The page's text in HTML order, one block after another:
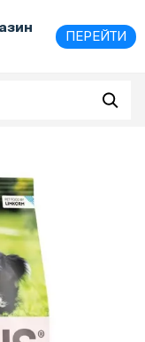
ПЕРЕЙТИ